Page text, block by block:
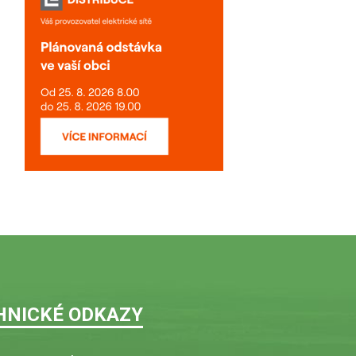
ODKAZY